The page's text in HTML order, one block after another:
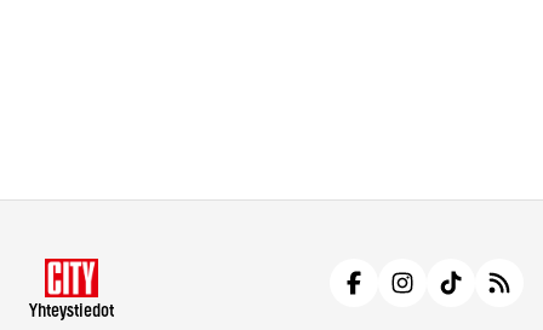
Yhteystiedot